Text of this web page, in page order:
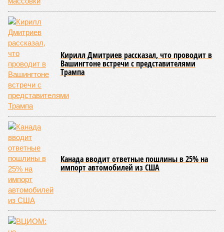
Кирилл Дмитриев рассказал, что проводит в
Вашингтоне встречи с представителями
Трампа
Канада вводит ответные пошлины в 25% на
импорт автомобилей из США